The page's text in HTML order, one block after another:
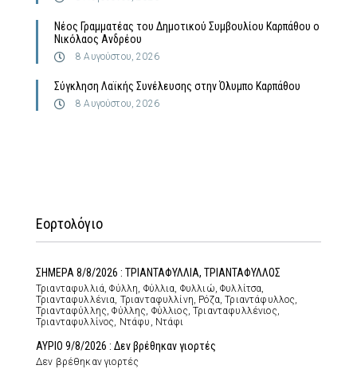
Νέος Γραμματέας του Δημοτικού Συμβουλίου Καρπάθου ο
Νικόλαος Ανδρέου
8 Αυγούστου, 2026
Σύγκληση Λαϊκής Συνέλευσης στην Όλυμπο Καρπάθου
8 Αυγούστου, 2026
Εορτολόγιο
ΣΗΜΕΡΑ 8/8/2026 : ΤΡΙΑΝΤΑΦΥΛΛΙΑ, ΤΡΙΑΝΤΑΦΥΛΛΟΣ
Τριανταφυλλιά, Φύλλη, Φύλλια, Φυλλιώ, Φυλλίτσα,
Τριανταφυλλένια, Τριανταφυλλίνη, Ρόζα, Τριαντάφυλλος,
Τριανταφύλλης, Φύλλης, Φύλλιος, Τριανταφυλλένιος,
Τριανταφυλλίνος, Ντάφυ, Ντάφι
ΑΥΡΙΟ 9/8/2026 : Δεν βρέθηκαν γιορτές
Δεν βρέθηκαν γιορτές